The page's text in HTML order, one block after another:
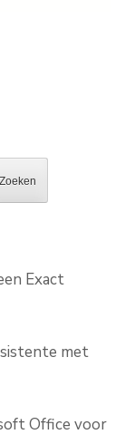
Zoeken
Exact
met
Office voor